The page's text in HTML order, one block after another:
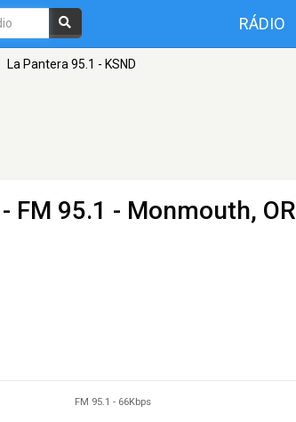
RÁDIO
La Pantera 95.1 - KSND
- FM 95.1 - Monmouth, OR
FM 95.1 - 66Kbps